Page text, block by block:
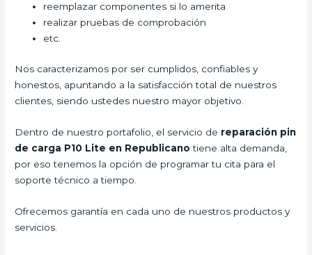
reemplazar componentes si lo amerita
realizar pruebas de comprobación
etc.
Nos caracterizamos por ser cumplidos, confiables y
honestos, apuntando a la satisfacción total de nuestros
clientes, siendo ustedes nuestro mayor objetivo.
Dentro de nuestro portafolio, el servicio de reparación pin
de carga P10 Lite en Republicano tiene alta demanda,
por eso tenemos la opción de programar tu cita para el
soporte técnico a tiempo.
Ofrecemos garantía en cada uno de nuestros productos y
servicios.